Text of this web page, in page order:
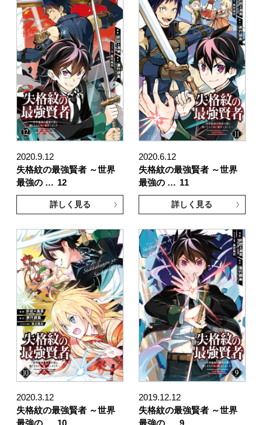
2020.9.12
失格紋の最強賢者 ～世界
最強の … 12
詳しく見る
2020.6.12
失格紋の最強賢者 ～世界
最強の … 11
詳しく見る
2020.3.12
失格紋の最強賢者 ～世界
2019.12.12
失格紋の最強賢者 ～世界